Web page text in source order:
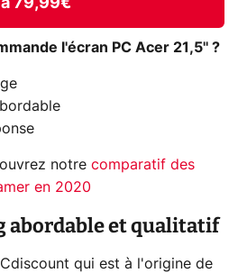
à 79,99€
l'écran PC Acer 21,5'' ?
notre comparatif des
en 2020
abordable et qualitatif
qui est à l'origine de